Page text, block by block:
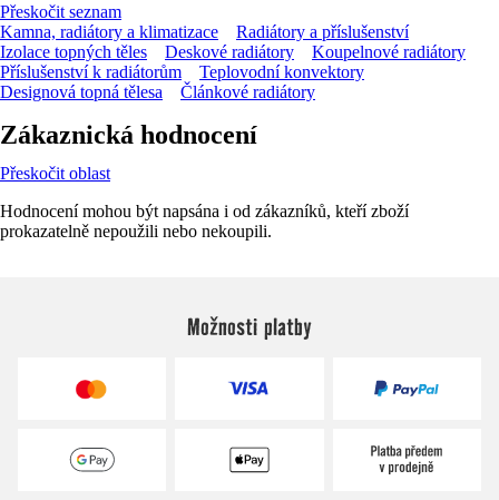
Přeskočit seznam
Kamna, radiátory a klimatizace
Radiátory a příslušenství
Izolace topných těles
Deskové radiátory
Koupelnové radiátory
Příslušenství k radiátorům
Teplovodní konvektory
Designová topná tělesa
Článkové radiátory
Zákaznická hodnocení
Přeskočit oblast
Hodnocení mohou být napsána i od zákazníků, kteří zboží
prokazatelně nepoužili nebo nekoupili.
Možnosti platby